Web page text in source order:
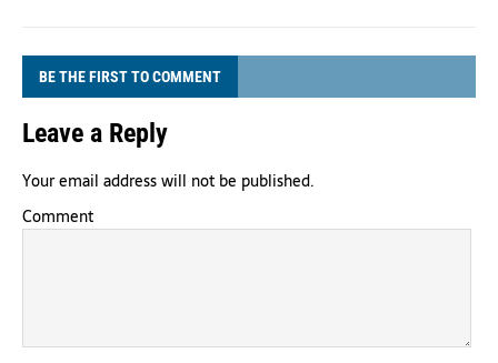
BE THE FIRST TO COMMENT
Leave a Reply
Your email address will not be published.
Comment